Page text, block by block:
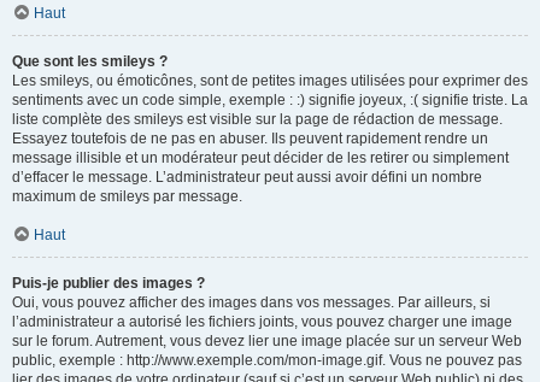
Haut
Que sont les smileys ?
Les smileys, ou émoticônes, sont de petites images utilisées pour exprimer des
sentiments avec un code simple, exemple : :) signifie joyeux, :( signifie triste. La
liste complète des smileys est visible sur la page de rédaction de message.
Essayez toutefois de ne pas en abuser. Ils peuvent rapidement rendre un
message illisible et un modérateur peut décider de les retirer ou simplement
d’effacer le message. L’administrateur peut aussi avoir défini un nombre
maximum de smileys par message.
Haut
Puis-je publier des images ?
Oui, vous pouvez afficher des images dans vos messages. Par ailleurs, si
l’administrateur a autorisé les fichiers joints, vous pouvez charger une image
sur le forum. Autrement, vous devez lier une image placée sur un serveur Web
public, exemple : http://www.exemple.com/mon-image.gif. Vous ne pouvez pas